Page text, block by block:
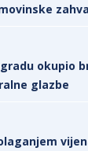
okupio
glazbe